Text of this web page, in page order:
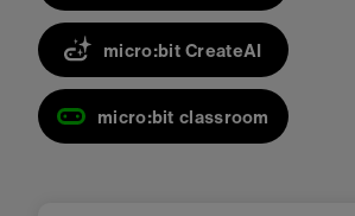
micro:bit CreateAI
micro:bit classroom